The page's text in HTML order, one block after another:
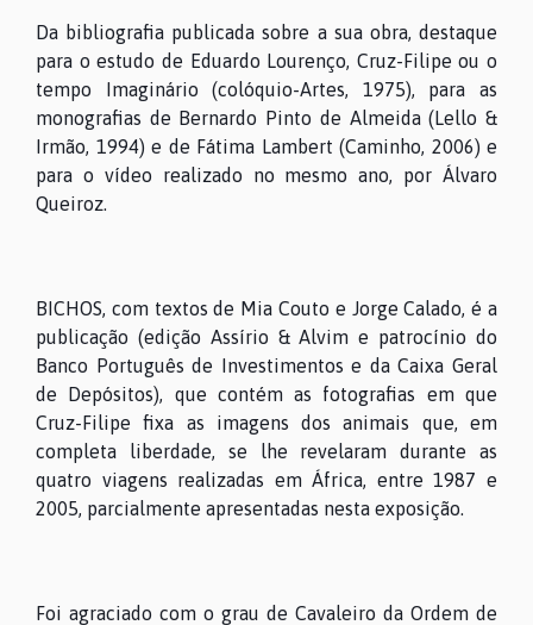
Da bibliografia publicada sobre a sua obra, destaque
para o estudo de Eduardo Lourenço, Cruz-Filipe ou o
tempo Imaginário (colóquio-Artes, 1975), para as
monografias de Bernardo Pinto de Almeida (Lello &
Irmão, 1994) e de Fátima Lambert (Caminho, 2006) e
para o vídeo realizado no mesmo ano, por Álvaro
Queiroz.
BICHOS, com textos de Mia Couto e Jorge Calado, é a
publicação (edição Assírio & Alvim e patrocínio do
Banco Português de Investimentos e da Caixa Geral
de Depósitos), que contém as fotografias em que
Cruz-Filipe fixa as imagens dos animais que, em
completa liberdade, se lhe revelaram durante as
quatro viagens realizadas em África, entre 1987 e
2005, parcialmente apresentadas nesta exposição.
Foi agraciado com o grau de Cavaleiro da Ordem de